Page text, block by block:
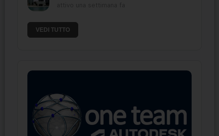
VEDI TUTTO